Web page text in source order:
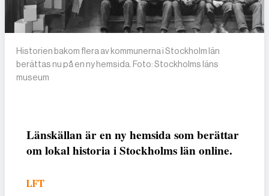
Historien bakom flera av kommunerna i Stockholm län
berättas nu på en ny hemsida. Foto: Stockholms läns
museum
Länskällan är en ny hemsida som berättar
om lokal historia i Stockholms län online.
LFT